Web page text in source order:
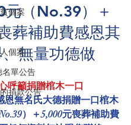
個案
個案
名單公告
捐款公告
（No.39）＋
葬補助費感恩其
無量功德做
呼籲捐贈棺木一口
恩無名氏大德捐贈一口棺木
）＋5,000元喪葬補助費